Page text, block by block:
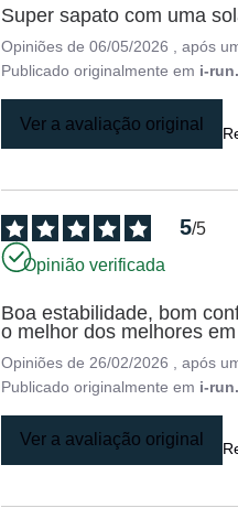
Super sapato com uma
Opiniões de06/05/2026 , após
Publicado originalmente em i-
Ver a avaliação original
5/5
Opinião verificada
Boa estabilidade, bom
o melhor dos melhores
Opiniões de 26/02/2026 , após
Publicado originalmente em i-
Ver a avaliação original